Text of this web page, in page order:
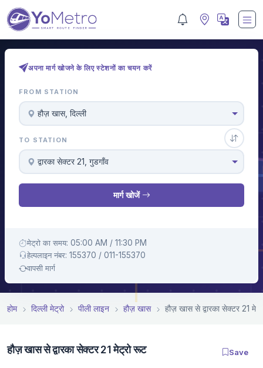
अपना मार्ग खोजने के लिए स्टेशनों का चयन करें
FROM STATION
हौज़ खास, दिल्ली
TO STATION
द्वारका सेक्टर 21, गुडगाँव
मार्ग खोजें
मेट्रो का समय: 05:00 AM / 11:30 PM
हेल्पलाइन नंबर: 155370 / 011-155370
वापसी मार्ग
होम दिल्ली मेट्रो पीली लाइन हौज़ खास हौज़ खास से द्वारका सेक्टर 21
हौज़ खास से द्वारका सेक्टर 21 मेट्रो रूट Save